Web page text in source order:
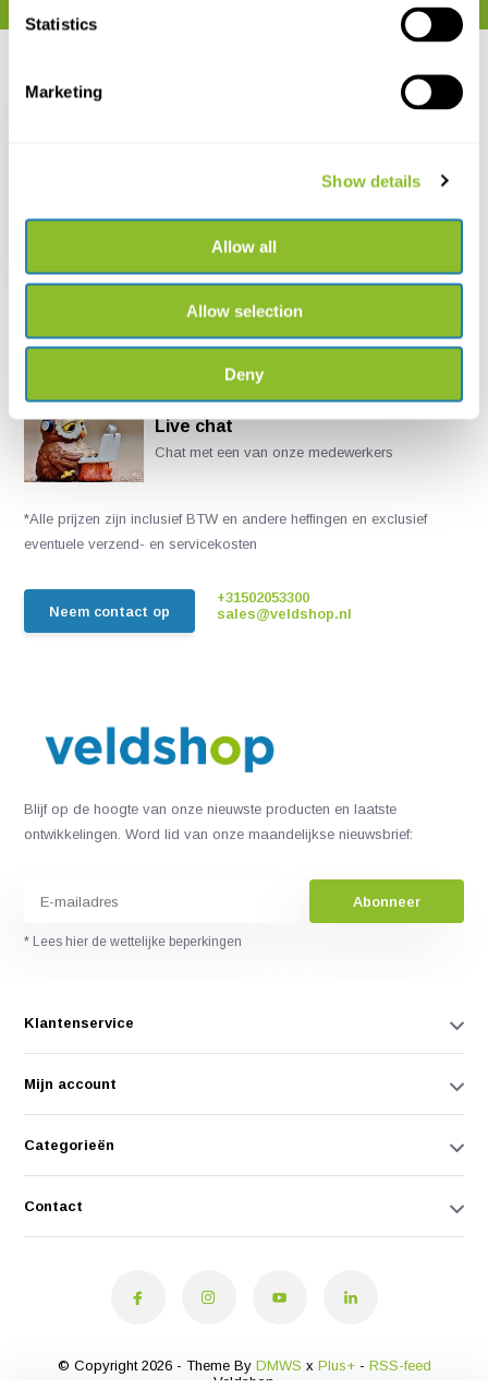
Statistics
Marketing
Show details
Allow all
Allow selection
Deny
Field Guide to Wild
Live chat
Chat met een van onze medewerkers
*Alle prijzen zijn inclusief BTW en andere heffingen en exclusief
eventuele verzend- en servicekosten
Neem contact op
+31502053300
sales@veldshop.nl
Blijf op de hoogte van onze nieuwste producten en laatste
ontwikkelingen. Word lid van onze maandelijkse nieuwsbrief:
Abonneer
* Lees hier de wettelijke beperkingen
Klantenservice
Mijn account
Categorieën
Contact
© Copyright 2026 - Theme By DMWS x Plus+- RSS-feed
Veldshop